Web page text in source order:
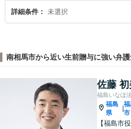
詳細条件 未選択
南相馬市から近い生前贈与に強い弁
佐藤 初
福島いなほ
福島
県
|
市
【福島市